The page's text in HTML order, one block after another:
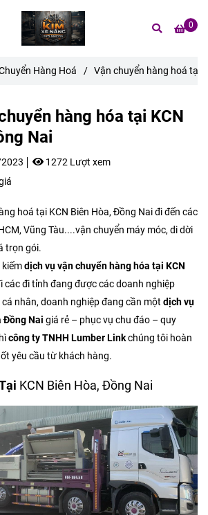
0
Hàng Hoá / Vận chuyển hàng hoá tại
hàng hóa tại KCN
Nai
1272 Lượt xem
hoá tại KCN Biên Hòa, Đồng Nai đi đến các
Vũng Tàu....vận chuyển máy móc, di dời
trọn gói.
kiếmdịch vụ vận chuyển hàng hóa tại KCN
các đi tỉnh đang được các doanh nghiệp
nhân, doanh nghiệp đang cần một dịch vụ
Đồng Nai giá rẻ – phục vụ chu đáo – quy
công tyTNHH Lumber Linkchúng tôi hoàn
yêu cầu từ khách hàng.
KCN Biên Hòa, Đồng Nai